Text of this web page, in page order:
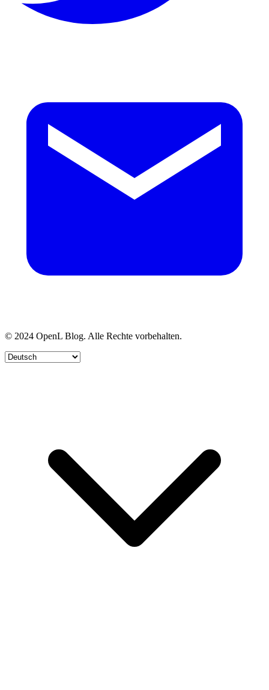
© 2024 OpenL Blog. Alle Rechte vorbehalten.